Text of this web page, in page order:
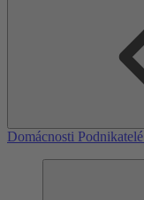
Domácnosti Podnikatelé